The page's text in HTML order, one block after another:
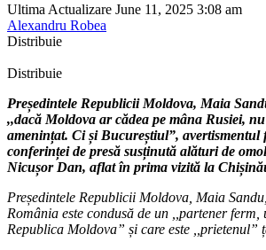
Ultima Actualizare June 11, 2025 3:08 am
Alexandru Robea
Distribuie
Distribuie
Președintele Republicii Moldova, Maia
,,dacă Moldova ar cădea pe mâna Rusiei,
amenințat. Ci și Bucureștiul”,
conferinței de presă susținută alături de
Nicușor Dan, aflat în prima vizită la
Președintele Republicii Moldova, Maia
România este condusă de un ,,partener ferm,
Republica Moldova” și care este ,,prietenul”